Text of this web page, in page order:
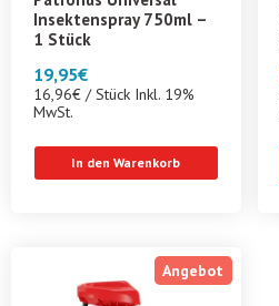
Insektenspray 750ml –
1 Stück
19,95€
16,96€ / Stück Inkl. 19%
MwSt.
In den Warenkorb
Angebot